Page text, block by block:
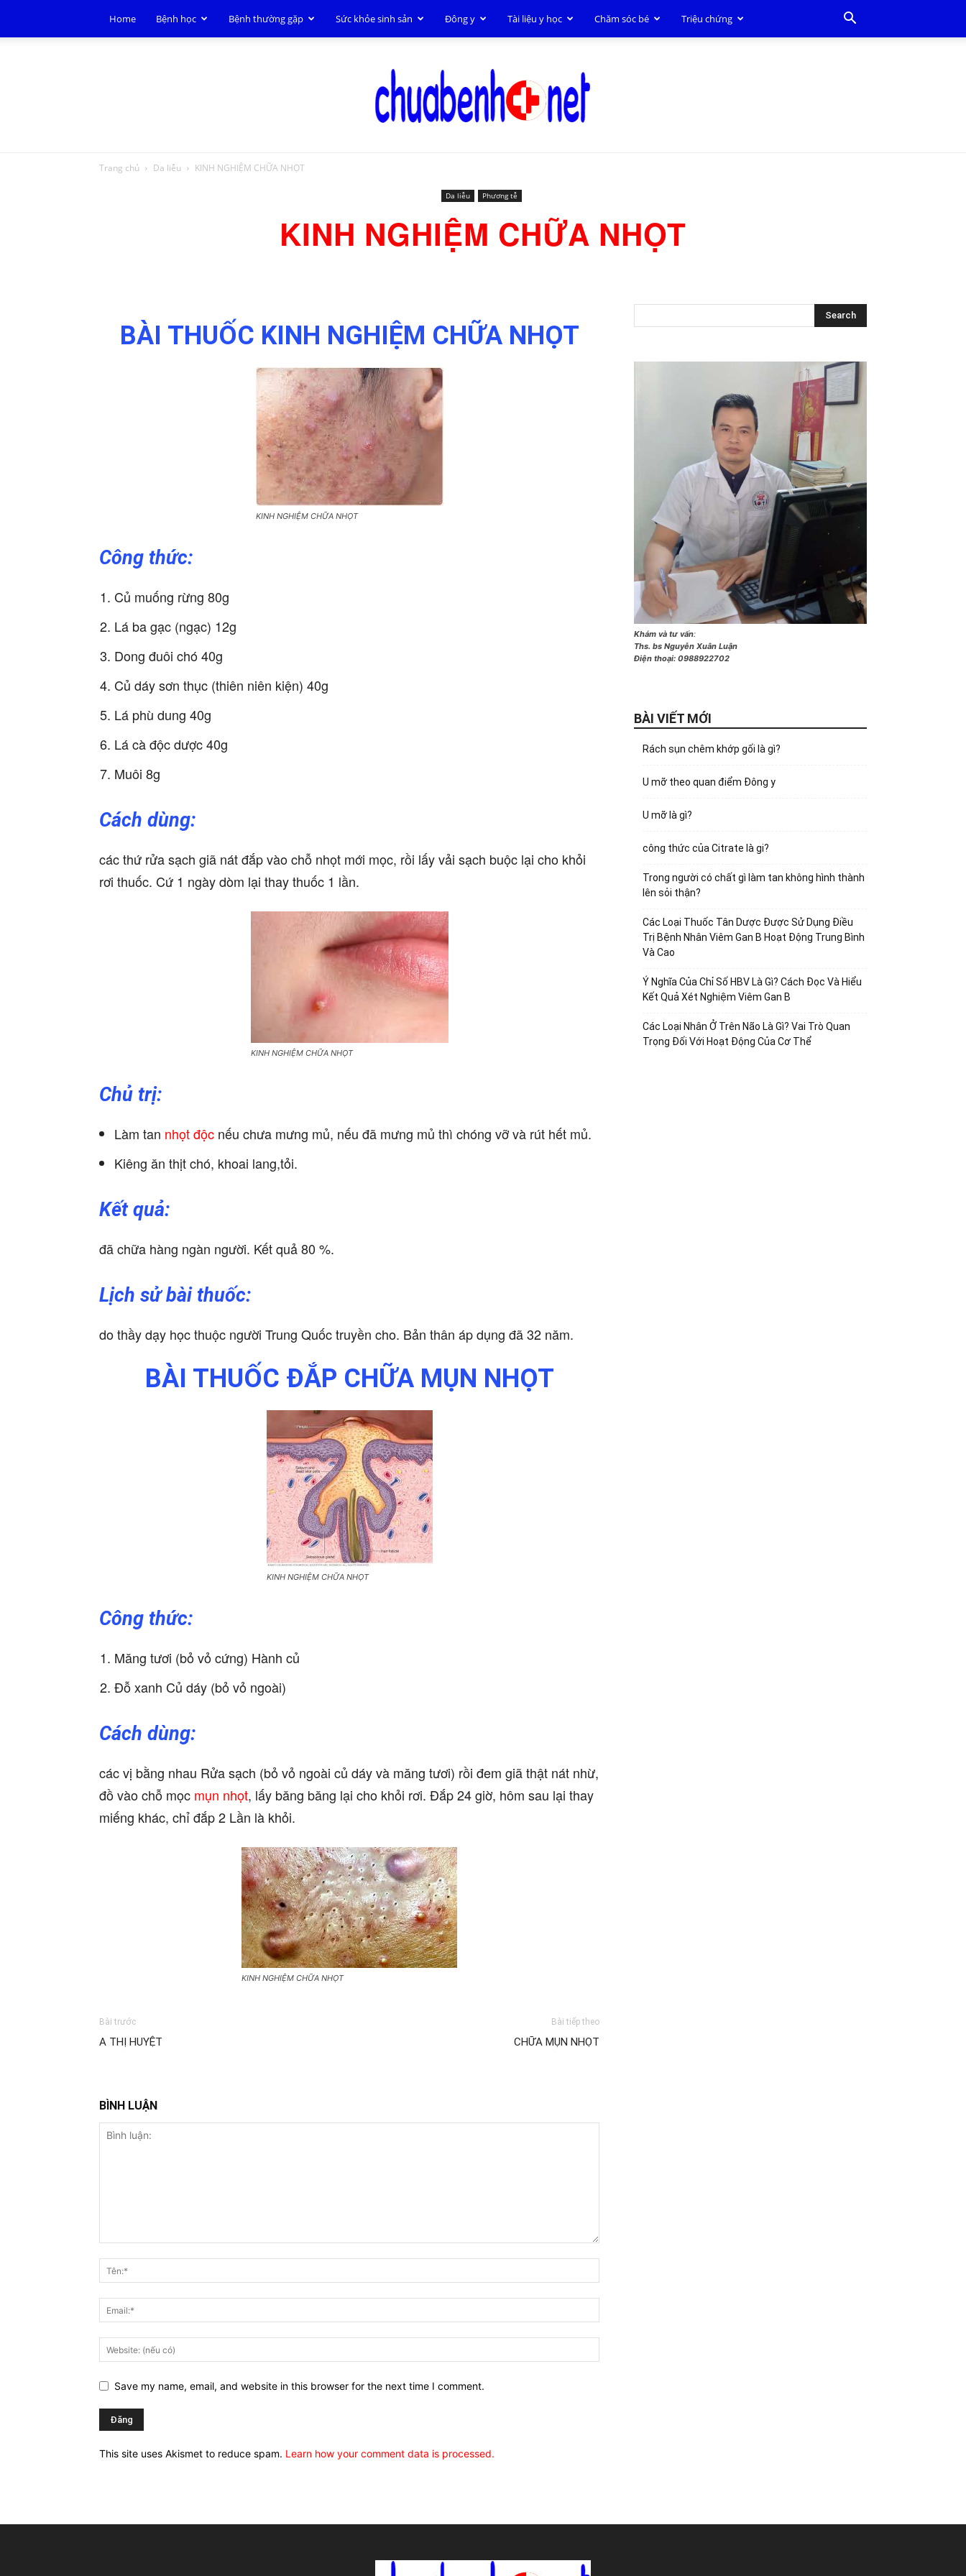
Home Bệnh học Bệnh thường gặp Sức khỏe sinh sản Đông y Tài liệu y học Chăm sóc bé Triệu chứng
Trang chủ Da liễu KINH NGHIỆM CHỮA NHỌT
Da liễu Phương tễ
KINH NGHIỆM CHỮA NHỌT
BÀI THUỐC KINH NGHIỆM CHỮA NHỌT
KINH NGHIỆM CHỮA NHỌT
Công thức:
Củ muống rừng 80g
Lá ba gạc (ngạc) 12g
Dong đuôi chó 40g
Củ dáy sơn thục (thiên niên kiện) 40g
Lá phù dung 40g
Lá cà độc dược 40g
Muôi 8g
Cách dùng:
các thứ rửa sạch giã nát đắp vào chỗ nhọt mới mọc, rồi lấy vải sạch buộc lại cho khỏi
rơi thuốc. Cứ 1 ngày dòm lại thay thuốc 1 lần.
KINH NGHIỆM CHỮA NHỌT
Chủ trị:
Làm tan nhọt độc nếu chưa mưng mủ, nếu đã mưng mủ thì chóng vỡ và rút hết mủ.
Kiêng ăn thịt chó, khoai lang,tỏi.
Kết quả:
đã chữa hàng ngàn người. Kết quả 80 %.
Lịch sử bài thuốc:
do thầy dạy học thuộc người Trung Quốc truyền cho. Bản thân áp dụng đã 32 năm.
BÀI THUỐC ĐẮP CHỮA MỤN NHỌT
KINH NGHIỆM CHỮA NHỌT
Công thức:
Măng tươi (bỏ vỏ cứng) Hành củ
Đỗ xanh Củ dáy (bỏ vỏ ngoài)
Cách dùng:
các vị bằng nhau Rửa sạch (bỏ vỏ ngoài củ dáy và măng tươi) rồi đem giã thật nát nhừ,
đồ vào chỗ mọc mụn nhọt, lấy băng băng lại cho khỏi rơi. Đắp 24 giờ, hôm sau lại thay
miếng khác, chỉ đắp 2 Lần là khỏi.
KINH NGHIỆM CHỮA NHỌT
Bài trước
A THỊ HUYỆT
Bài tiếp theo
CHỮA MỤN NHỌT
BÌNH LUẬN
Save my name, email, and website in this browser for the next time I comment.
This site uses Akismet to reduce spam. Learn how your comment data is processed.
Khám và tư vấn:
Ths. bs Nguyễn Xuân Luận
Điện thoại: 0988922702
BÀI VIẾT MỚI
Rách sụn chêm khớp gối là gì?
U mỡ theo quan điểm Đông y
U mỡ là gì?
công thức của Citrate là gi?
Trong người có chất gì làm tan không hình thành
lên sỏi thận?
Các Loại Thuốc Tân Dược Được Sử Dụng Điều
Trị Bệnh Nhân Viêm Gan B Hoạt Động Trung Bình
Và Cao
Ý Nghĩa Của Chỉ Số HBV Là Gì? Cách Đọc Và Hiểu
Kết Quả Xét Nghiệm Viêm Gan B
Các Loại Nhân Ở Trên Não Là Gì? Vai Trò Quan
Trọng Đối Với Hoạt Động Của Cơ Thể